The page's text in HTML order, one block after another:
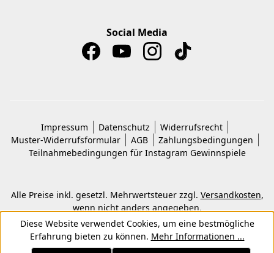
Social Media
Impressum Datenschutz
Widerrufsrecht
Muster-Widerrufsformular
AGB
Zahlungsbedingungen
Teilnahmebedingungen für Instagram Gewinnspiele
Alle Preise inkl. gesetzl. Mehrwertsteuer zzgl. Versandkosten,
wenn nicht anders angegeben.
© 2026 Copyright © Kwon KG. Alle Rechte vorbehalten.
Diese Website verwendet Cookies, um eine bestmögliche
Erfahrung bieten zu können. Mehr Informationen ...